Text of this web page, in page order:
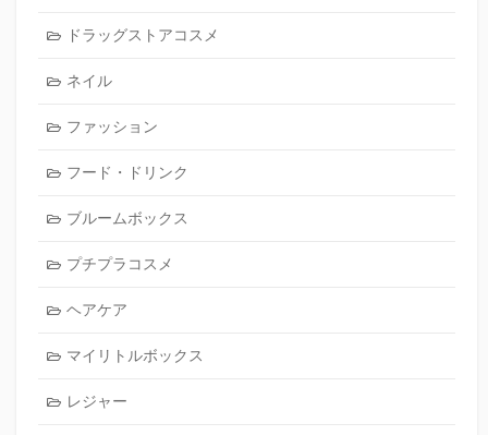
ドラッグストアコスメ
ネイル
ファッション
フード・ドリンク
ブルームボックス
プチプラコスメ
ヘアケア
マイリトルボックス
レジャー